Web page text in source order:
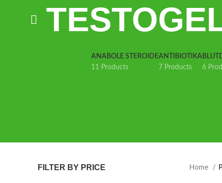
ANABOLE STEROIDE
11 Products
ANTIBIOTIKA
7 Products
6
FILTER BY PRICE Home